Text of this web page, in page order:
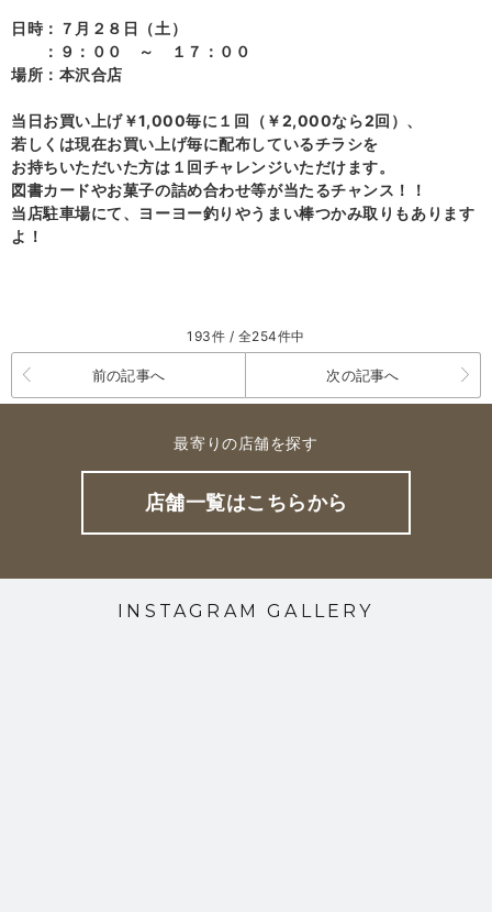
日時：７月２８日（土）
：９：００ ～ １７：００
場所：本沢合店
当日お買い上げ￥1,000毎に１回（￥2,000なら2回）、
若しくは現在お買い上げ毎に配布しているチラシを
お持ちいただいた方は１回チャレンジいただけます。
図書カードやお菓子の詰め合わせ等が当たるチャンス！！
当店駐車場にて、ヨーヨー釣りやうまい棒つかみ取りもあります
よ！
193件 / 全254件中
前の記事へ 次の記事へ
最寄りの店舗を探す
店舗一覧はこちらから
INSTAGRAM GALLERY